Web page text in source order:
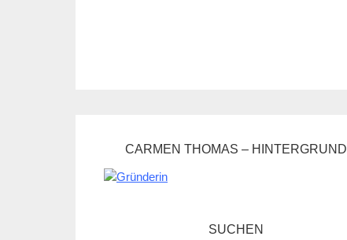
CARMEN THOMAS – HINTERGRUND
SUCHEN